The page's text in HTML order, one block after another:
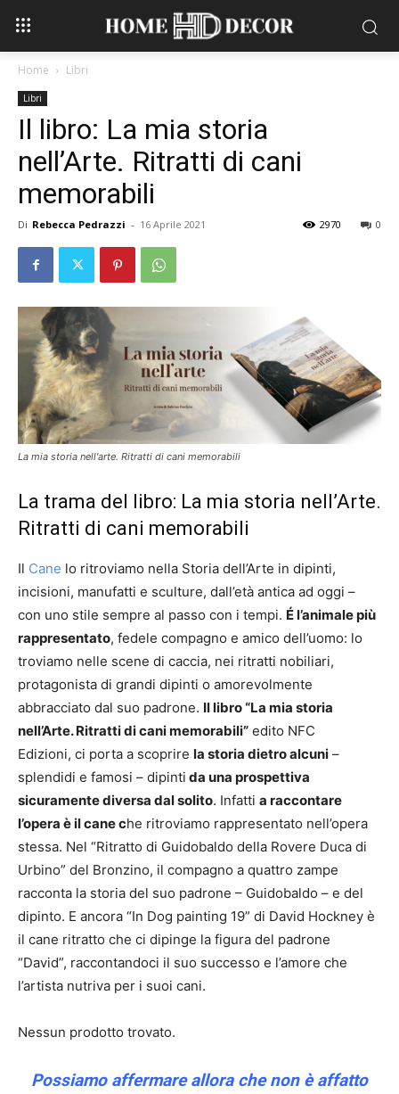
Home Libri
Libri
Il libro: La mia storia
nell’Arte. Ritratti di cani
memorabili
Di Rebecca Pedrazzi - 16 Aprile 2021 0
2970
La mia storia nell'arte. Ritratti di cani memorabili
La trama del libro: La mia storia nell’Arte.
Ritratti di cani memorabili
Il Cane lo ritroviamo nella Storia dell’Arte in dipinti,
incisioni, manufatti e sculture, dall’età antica ad oggi –
con uno stile sempre al passo con i tempi. É l’animale più
rappresentato, fedele compagno e amico dell’uomo: lo
troviamo nelle scene di caccia, nei ritratti nobiliari,
protagonista di grandi dipinti o amorevolmente
abbracciato dal suo padrone. Il libro “La mia storia
nell’Arte. Ritratti di cani memorabili” edito NFC
Edizioni, ci porta a scoprire la storia dietro alcuni –
splendidi e famosi – dipinti da una prospettiva
sicuramente diversa dal solito. Infatti a raccontare
l’opera è il cane che ritroviamo rappresentato nell’opera
stessa. Nel “Ritratto di Guidobaldo della Rovere Duca di
Urbino” del Bronzino, il compagno a quattro zampe
racconta la storia del suo padrone – Guidobaldo – e del
dipinto. E ancora “In Dog painting 19” di David Hockney è
il cane ritratto che ci dipinge la figura del padrone
“David”, raccontandoci il suo successo e l’amore che
l’artista nutriva per i suoi cani.
Nessun prodotto trovato.
Possiamo affermare allora che non è affatto